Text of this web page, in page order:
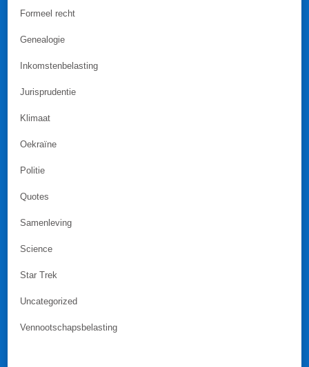
Formeel recht
Genealogie
Inkomstenbelasting
Jurisprudentie
Klimaat
Oekraïne
Politie
Quotes
Samenleving
Science
Star Trek
Uncategorized
Vennootschapsbelasting